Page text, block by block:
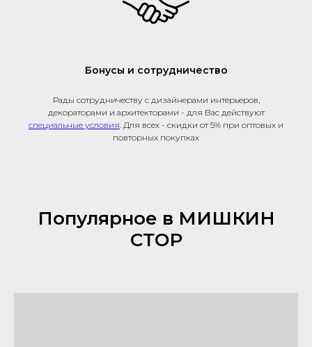
Бонусы и сотрудничество
Рады сотрудничеству с дизайнерами интерьеров,
декораторами и архитекторами - для Вас действуют
специальные условия . Для всех - скидки от 5% при оптовых и
повторных покупках
Популярное в МИШКИН
СТОР